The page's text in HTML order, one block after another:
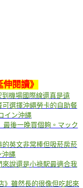
伸閱讀》
機場國際線還真是遠
可選擇沖繩勞卡的自助餐
イン沖縄
最後一晚買個夠。マック
的英文非常棒但吸菸房菸
沖縄
來說還是小祿駅最適合我
》雖然長的很像但吃起來